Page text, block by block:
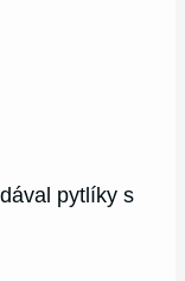
pytlíky s